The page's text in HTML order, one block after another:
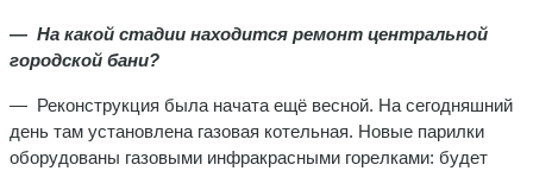
— На какой стадии находится ремонт централь­ной
городской бани?
— Реконструкция была начата ещё весной. На сегод­няшний
день там установлена газовая котельная. Новые парилки
оборудованы газовыми инфракрасными горел­ками: будет